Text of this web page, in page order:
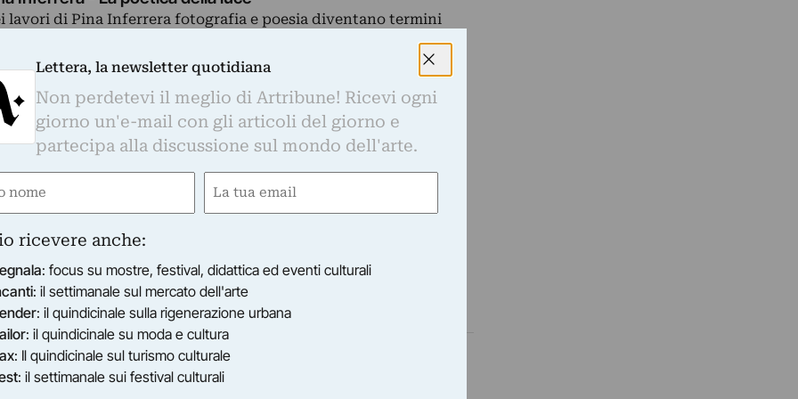
lavori di Pina Inferrera fotografia e poesia diventano termini
che nutrono i nostri occhi, la nostra immaginazione
Milano (MI)
Inferrera - OroLuce
personale dell’artista Pina Inferrera.
Lettera, la newsletter quotidiana
Non perdetevi il meglio di Artribune! Ricevi ogni
giorno un'e-mail con gli articoli del giorno e
partecipa alla discussione sul mondo dell'arte.
Email
ricevere anche:
: focus su mostre, festival, didattica ed eventi culturali
: il settimanale sul mercato dell'arte
: il quindicinale sulla rigenerazione urbana
: il quindicinale su moda e cultura
: Il quindicinale sul turismo culturale
: il settimanale sui festival culturali